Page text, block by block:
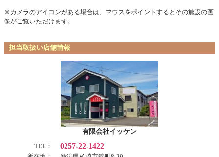
※カメラのアイコンがある場合は、マウスをポイントするとその施設の画
像がご覧いただけます。
担当取扱い店舗情報
有限会社イッケン
TEL：
0257-22-1422